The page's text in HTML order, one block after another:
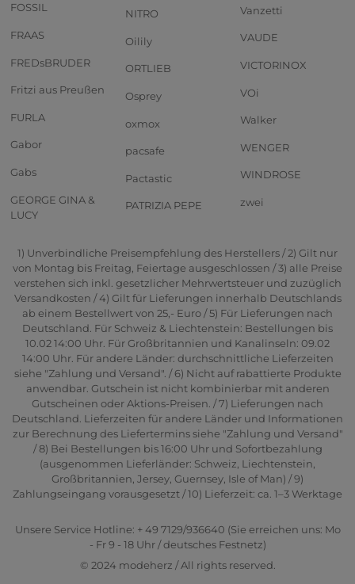
FOSSIL
FRAAS
FREDsBRUDER
Fritzi aus Preußen
FURLA
Gabor
Gabs
GEORGE GINA &
LUCY
NITRO
Oilily
ORTLIEB
Osprey
oxmox
pacsafe
Pactastic
PATRIZIA PEPE
Vanzetti
VAUDE
VICTORINOX
VOi
Walker
WENGER
WINDROSE
zwei
1) Unverbindliche Preisempfehlung des Herstellers / 2) Gilt nur
von Montag bis Freitag, Feiertage ausgeschlossen / 3) alle Preise
verstehen sich inkl. gesetzlicher Mehrwertsteuer und zuzüglich
Versandkosten / 4) Gilt für Lieferungen innerhalb Deutschlands
ab einem Bestellwert von 25,- Euro / 5) Für Lieferungen nach
Deutschland. Für Schweiz & Liechtenstein: Bestellungen bis
10.02 14:00 Uhr. Für Großbritannien und Kanalinseln: 09.02
14:00 Uhr. Für andere Länder: durchschnittliche Lieferzeiten
siehe "Zahlung und Versand". / 6) Nicht auf rabattierte Produkte
anwendbar. Gutschein ist nicht kombinierbar mit anderen
Gutscheinen oder Aktions-Preisen. / 7) Lieferungen nach
Deutschland. Lieferzeiten für andere Länder und Informationen
zur Berechnung des Liefertermins siehe "Zahlung und Versand"
/ 8) Bei Bestellungen bis 16:00 Uhr und Sofortbezahlung
(ausgenommen Lieferländer: Schweiz, Liechtenstein,
Großbritannien, Jersey, Guernsey, Isle of Man) / 9)
Zahlungseingang vorausgesetzt / 10) Lieferzeit: ca. 1–3 Werktage
Unsere Service Hotline: + 49 7129/936640 (Sie erreichen uns: Mo
- Fr 9 - 18 Uhr / deutsches Festnetz)
© 2024 modeherz / All rights reserved.